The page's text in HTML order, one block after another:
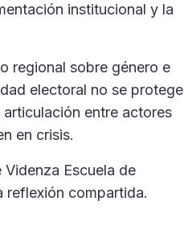
institucional y la
regional sobre género e
electoral no se protege
entre actores
en crisis.
Escuela de
reflexión compartida.